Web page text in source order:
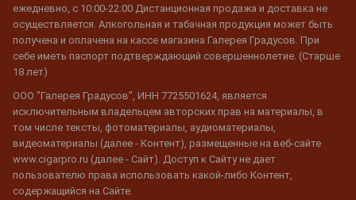
ежедневно, с 10:00-22:00 Дистанционная продажа и доставка не
осуществляется. Алкогольная и табачная продукция может быть
получена и оплачена на кассе магазина Галерея Градусов. При
себе иметь паспорт подтверждающий совершеннолетие. (Старше
18 лет)
ООО "Галерея Градусов", ИНН 7725501624, является
исключительным владельцем авторских прав на материалы, в
том числе тексты, фотоматериалы, аудиоматериалы,
видеоматериалы (далее - Контент), размещенные на веб-сайте
www.cigarpro.ru (далее - Сайт). Доступ к Сайту не дает
пользователю права использовать какой-либо Контент,
содержащийся на Сайте.